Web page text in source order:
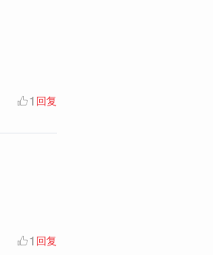
1 回复
1 回复